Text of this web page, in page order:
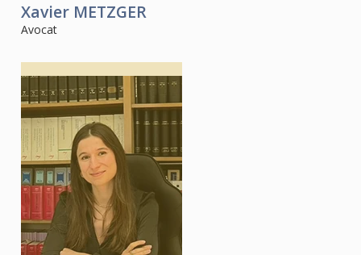
Xavier METZGER
Avocat